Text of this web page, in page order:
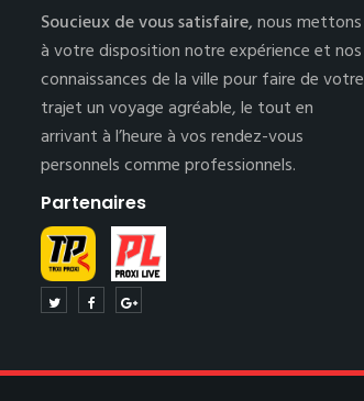
Soucieux de vous satisfaire,nous mettons
à votre disposition notre expérience et nos
connaissances de la ville pour faire de votre
trajet un voyage agréable, le tout en
arrivant à l’heure à vos rendez-vous
personnels comme professionnels.
Partenaires